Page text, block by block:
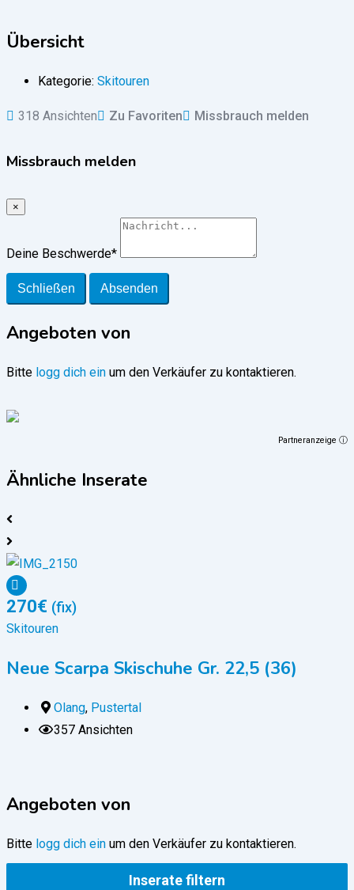
Übersicht
Kategorie: Skitouren
318 Ansichten Zu Favoriten Missbrauch melden
Missbrauch melden
×
Deine Beschwerde*
Schließen Absenden
Angeboten von
Bitte logg dich ein um den Verkäufer zu kontaktieren.
Partneranzeige ⓘ
Ähnliche Inserate
270€ (fix)
Skitouren
Neue Scarpa Skischuhe Gr. 22,5 (36)
Olang, Pustertal
357 Ansichten
Angeboten von
Bitte logg dich ein um den Verkäufer zu kontaktieren.
Inserate filtern